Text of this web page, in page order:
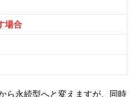
場合
ら永続型へと変えますが、同時